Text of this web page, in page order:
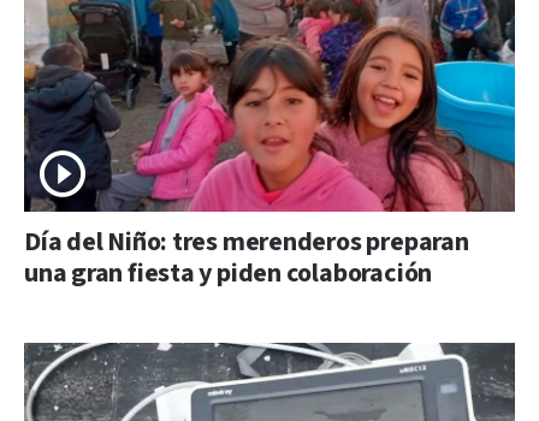
Día del Niño: tres merenderos preparan
una gran fiesta y piden colaboración